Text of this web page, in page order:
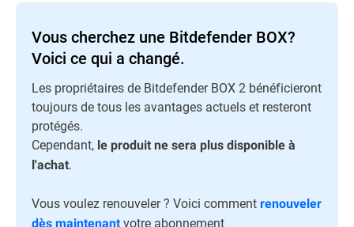
Vous cherchez une Bitdefender BOX?
Voici ce qui a changé.
Les propriétaires de Bitdefender BOX 2 bénéficieront
toujours de tous les avantages actuels et resteront
protégés.
Cependant, le produit ne sera plus disponible à
l'achat.
Vous voulez renouveler ? Voici comment renouveler
dès maintenantvotre abonnement